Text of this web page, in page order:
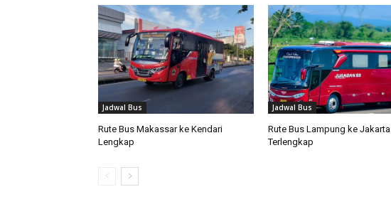
Jadwal Bus
Rute Bus Makassar ke Kendari
Lengkap
Jadwal Bus
Rute Bus Lampung ke Jakarta
Terlengkap